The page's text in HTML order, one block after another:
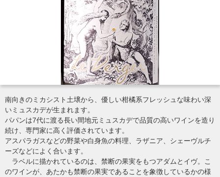
南向きのミカシスト土壌から、優しい柑橘系フレッシュな味わい深
いミュスカデが生まれます。
パパンは7代に渡る長い間地元ミュスカデで品質の高いワインを造り
続け、専門家に高く評価されています。
アスパラガスなどの野菜や白身魚の料理、ラザニア、シェーヴルチ
ーズなどによく合います。
ラベルに描かれているのは、禁断の果実をもつアダムとイヴ。こ
のワインが、あたかも禁断の果実であることを象徴しているかの様